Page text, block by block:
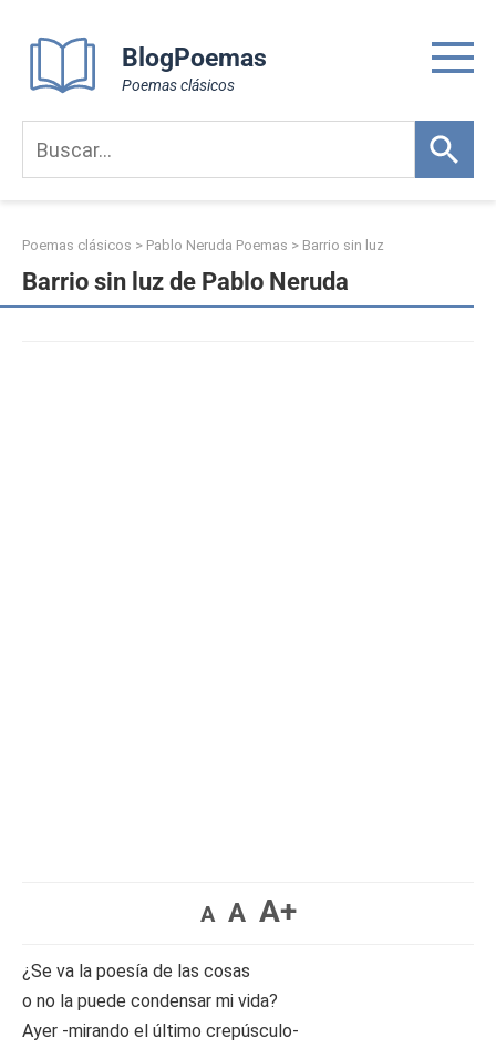
content
BlogPoemas
Poemas clásicos
Poemas clásicos > Pablo Neruda Poemas > Barrio sin luz
Barrio sin luz de Pablo Neruda
A A A+
¿Se va la poesía de las cosas
o no la puede condensar mi vida?
Ayer -mirando el último crepúsculo-